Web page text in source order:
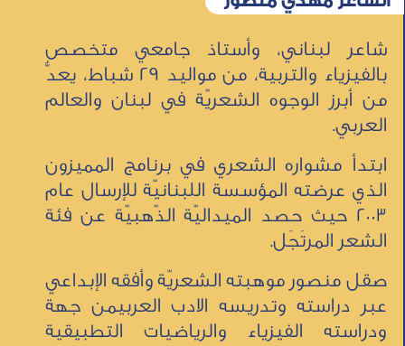
شاعر لبناني، وأستاذ جامعي متخصص
بالفيزياء والتربية، من مواليد 29 شباط، يعدُّ
من أبرز الوجوه الشعريّة في لبنان والعالم
العربي.
ابتدأ مشواره الشعري في برنامج المميزون
الذي عرضته المؤسسة اللبنانيّة للإرسال عام
2003 حيث حصد الميداليّة الذّهبيّة عن فئة
الشعر المرتَجَل.
صقل منصور موهبته الشعريّة وأفقه الإبداعي
عبر دراسته وتدريسه الادب العربيمن جهة
ودراسته الفيزياء والرياضيات التطبيقية